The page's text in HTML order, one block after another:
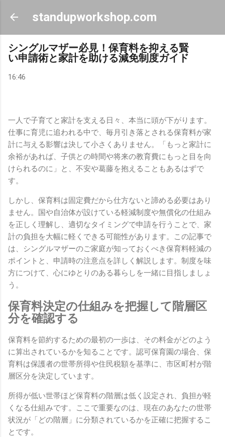
スキップしてメイン コンテンツに移動
standupworkshop.com
シングルマザー必見！保育料を抑える賢
い申請術と家計を助ける減免制度ガイド
16:46
一人で子育てと家計を支える日々、本当に頭が下がります。
仕事に育児に追われる中で、毎月引き落とされる保育料が家
計に与える影響は決して小さくありません。「もっと家計に
余裕があれば、子供との時間や将来の教育費にもっと目を向
けられるのに」と、不安や葛藤を抱えることもあるはずで
す。
しかし、保育料は固定費だから仕方ないと諦める必要はあり
ません。国や自治体が設けている軽減制度や無償化の仕組み
を正しく理解し、適切なタイミングで申請を行うことで、家
計の負担を大幅に軽くできる可能性があります。この記事で
は、シングルマザーのご家庭が知っておくべき保育料軽減の
ポイントと、申請時の注意点を詳しく解説します。制度を味
方につけて、心にゆとりのある暮らしを一緒に目指しましょ
う。
保育料決定の仕組みを把握して階層区
分を確認する
保育料を節約するための最初の一歩は、その料金がどのよう
に算出されているかを知ることです。認可保育園の場合、保
育料は保護者の世帯所得や住民税額を基準に、市区町村が階
層区分を決定しています。
所得が低い世帯ほど保育料の階層は低く設定され、負担が軽
くなる仕組みです。ここで重要なのは、現在のあなたの世帯
状況が「どの階層」に分類されているかを正確に把握するこ
とです。